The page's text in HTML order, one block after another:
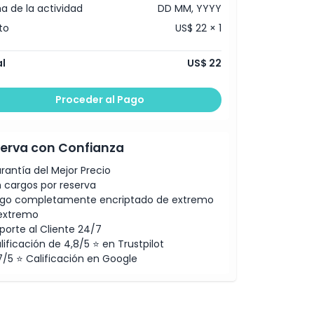
de la actividad
DD MM, YYYY
US$ 22 × 1
US$ 22
Proceder al Pago
con Confianza
del Mejor Precio
cargos por reserva
completamente encriptado de extremo
al Cliente 24/7
de 4,8/5 ⭐ en Trustpilot
5 ⭐ Calificación en Google